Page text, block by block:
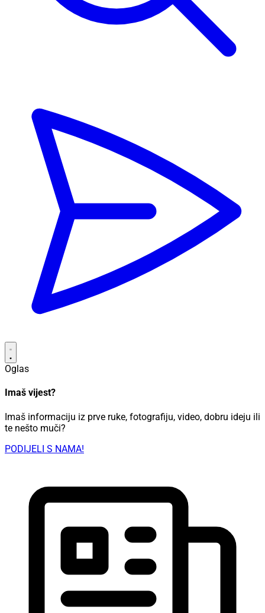
Oglas
Imaš vijest?
Imaš informaciju iz prve ruke, fotografiju, video, dobru ideju ili
te nešto muči?
PODIJELI S NAMA!